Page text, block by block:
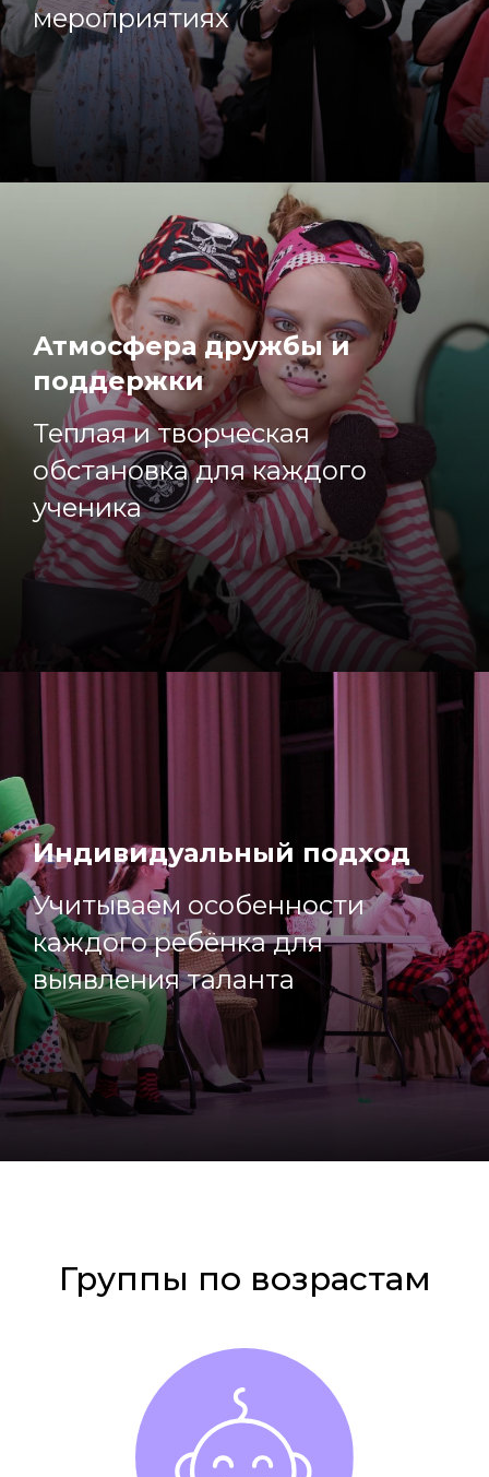
мероприятиях
Атмосфера дружбы и
поддержки
Теплая и творческая
обстановка для каждого
ученика
Индивидуальный подход
Учитываем особенности
каждого ребёнка для
выявления таланта
Группы по возрастам